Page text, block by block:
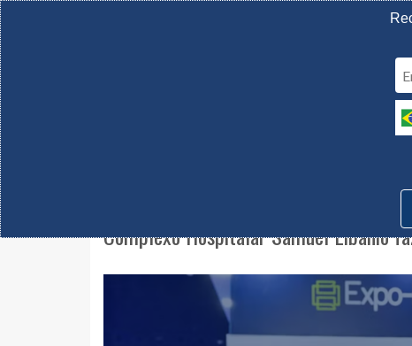
11 A 13
Expominas |
Complexo Hospitalar Samuel Libânio